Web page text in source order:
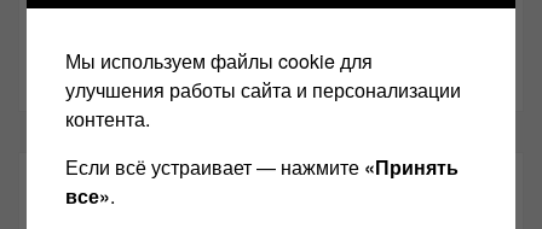
Youtube
ТАКЖЕ ЧИТАЕМ:
Мы используем файлы cookie для
улучшения работы сайта и персонализации
контента.
Если всё устраивает — нажмите «Принять
все».